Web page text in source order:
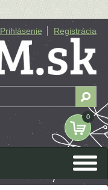
Prihlásenie Registrácia
0